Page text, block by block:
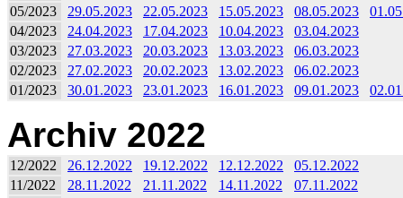
05/2023
29.05.2023 22.05.2023 15.05.2023 08.05.2023
04/2023
24.04.2023 17.04.2023 10.04.2023
03.04.2023
03/2023
27.03.2023 20.03.2023 13.03.2023
06.03.2023
02/2023
27.02.2023 20.02.2023 13.02.2023
06.02.2023
01/2023
30.01.2023 23.01.2023 16.01.2023 09.01.2023
Archiv 2022
12/2022 26.12.2022 19.12.2022 12.12.2022
05.12.2022
11/2022
28.11.2022 21.11.2022 14.11.2022
07.11.2022